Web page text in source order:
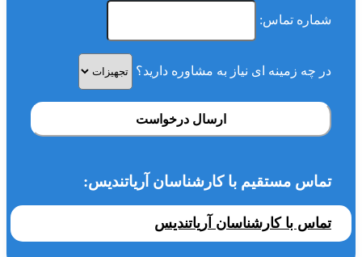
شماره تماس:
در چه زمینه ای نیاز به مشاوره دارید؟
ارسال درخواست
تماس مستقیم با کارشناسان آریاتندیس:
تماس با کارشناسان آریاتندیس